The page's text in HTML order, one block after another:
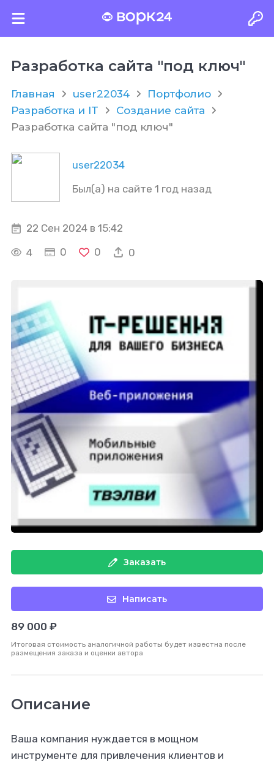
Разработка сайта "под ключ"
Главная user22034
Портфолио
Разработка и IT
Создание сайта
Разработка сайта "под ключ"
user22034
Был(а) на сайте 1 год назад
22 Сен 2024 в 15:42
4
0 0 0
Заказать
Написать
89 000 ₽
Итоговая стоимость аналогичной работы будет известна после
размещения заказа и оценки автора
Описание
Ваша компания нуждается в мощном
инструменте для привлечения клиентов и